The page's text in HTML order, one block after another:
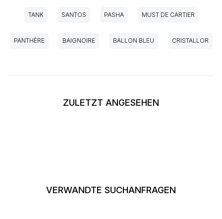
TANK SANTOS PASHA MUST DE CARTIER
PANTHÈRE BAIGNOIRE BALLON BLEU CRISTALLOR
ZULETZT ANGESEHEN
VERWANDTE SUCHANFRAGEN